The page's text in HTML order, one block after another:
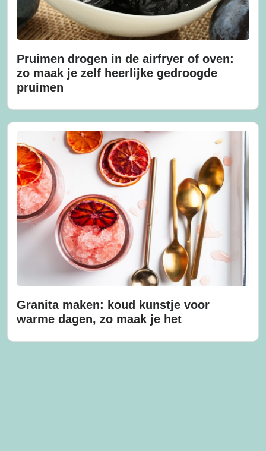
Pruimen drogen in de airfryer of oven:
zo maak je zelf heerlijke gedroogde
pruimen
Granita maken: koud kunstje voor
warme dagen, zo maak je het